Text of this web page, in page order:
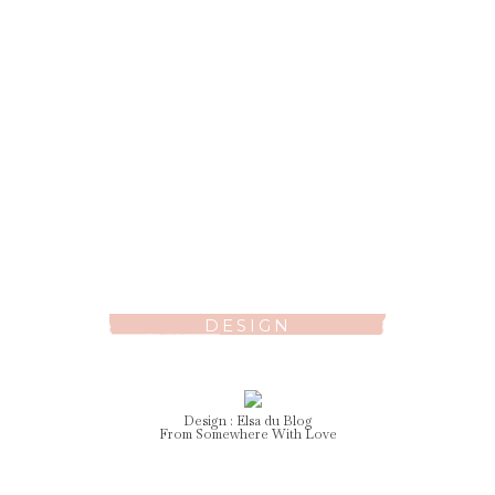
DESIGN
Design : Elsadu Blog
From Somewhere With Love